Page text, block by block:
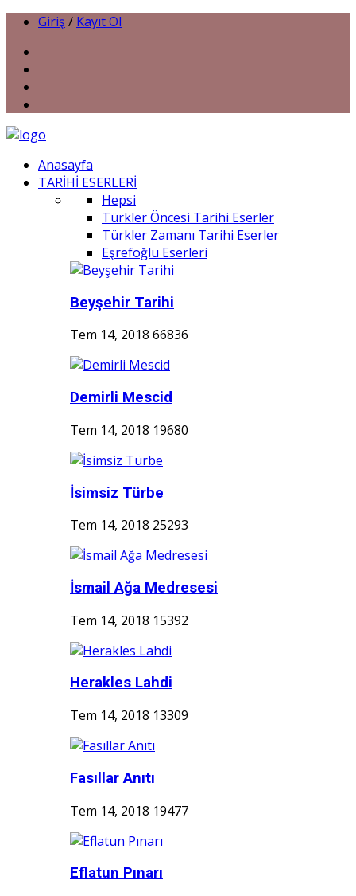
Giriş / Kayıt Ol
Anasayfa
TARİHİ ESERLERİ
Hepsi
Türkler Öncesi Tarihi Eserler
Türkler Zamanı Tarihi Eserler
Eşrefoğlu Eserleri
Beyşehir Tarihi
Tem 14, 2018 66836
Demirli Mescid
Tem 14, 2018 19680
İsimsiz Türbe
Tem 14, 2018 25293
İsmail Ağa Medresesi
Tem 14, 2018 15392
Herakles Lahdi
Tem 14, 2018 13309
Fasıllar Anıtı
Tem 14, 2018 19477
Eflatun Pınarı